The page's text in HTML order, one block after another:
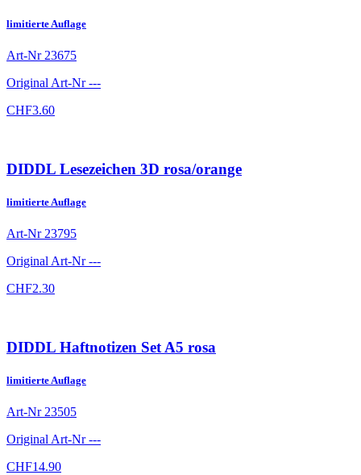
limitierte Auflage
Art-Nr 23675
Original Art-Nr---
CHF3.60
DIDDL Lesezeichen 3D rosa/orange
limitierte Auflage
Art-Nr 23795
Original Art-Nr---
CHF2.30
DIDDL Haftnotizen Set A5 rosa
limitierte Auflage
Art-Nr 23505
Original Art-Nr---
CHF14.90